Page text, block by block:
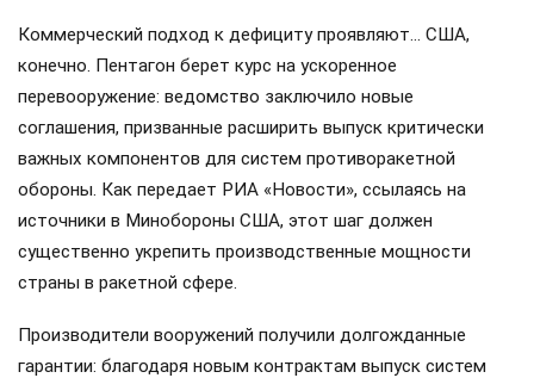
Коммерческий подход к дефициту проявляют… США,
конечно. Пентагон берет курс на ускоренное
перевооружение: ведомство заключило новые
соглашения, призванные расширить выпуск критически
важных компонентов для систем противоракетной
обороны. Как передает РИА «Новости», ссылаясь на
источники в Минобороны США, этот шаг должен
существенно укрепить производственные мощности
страны в ракетной сфере.
Производители вооружений получили долгожданные
гарантии: благодаря новым контрактам выпуск систем